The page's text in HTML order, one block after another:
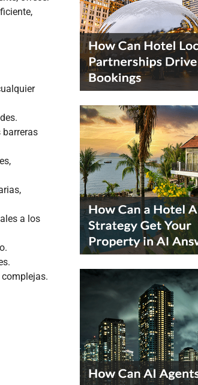
a los